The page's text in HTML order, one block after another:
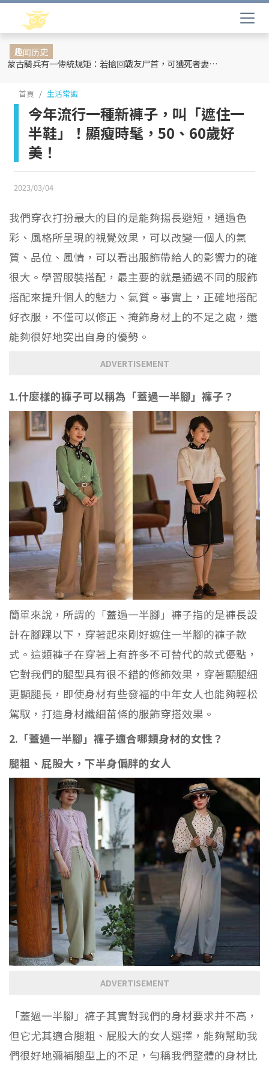
趣闻历史
蒙古騎兵有一傳統規矩：若搶回戰友尸首，可獲死者妻妾和全部牲畜
首頁 生活常識
今年流行一種新褲子，叫「遮住一
半鞋」！顯瘦時髦，50、60歲好
美！
2023/03/04
我們穿衣打扮最大的目的是能夠揚長避短，通過色
彩、風格所呈現的視覺效果，可以改變一個人的氣
質、品位、風情，可以看出服飾帶給人的影響力的確
很大。學習服裝搭配，最主要的就是通過不同的服飾
搭配來提升個人的魅力、氣質。事實上，正確地搭配
好衣服，不僅可以修正、掩飾身材上的不足之處，還
能夠很好地突出自身的優勢。
ADVERTISEMENT
1.什麼樣的褲子可以稱為「蓋過一半腳」褲子？
簡單來說，所謂的「蓋過一半腳」褲子指的是褲長設
計在腳踝以下，穿著起來剛好遮住一半腳的褲子款
式。這類褲子在穿著上有許多不可替代的款式優點，
它對我們的腿型具有很不錯的修飾效果，穿著顯腿細
更顯腿長，即使身材有些發福的中年女人也能夠輕松
駕馭，打造身材纖細苗條的服飾穿搭效果。
2.「蓋過一半腳」褲子適合哪類身材的女性？
腿粗、屁股大，下半身偏胖的女人
ADVERTISEMENT
「蓋過一半腳」褲子其實對我們的身材要求并不高，
但它尤其適合腿粗、屁股大的女人選擇，能夠幫助我
們很好地彌補腿型上的不足，勻稱我們整體的身材比